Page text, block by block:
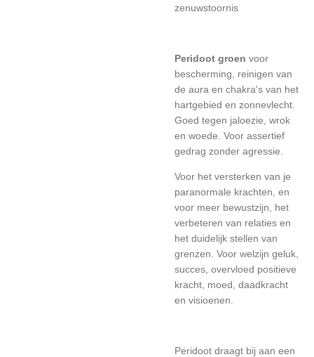
zenuwstoornis
Peridoot groen voor
bescherming, reinigen van
de aura en chakra's van het
hartgebied en zonnevlecht.
Goed tegen jaloezie, wrok
en woede. Voor assertief
gedrag zonder agressie.
Voor het versterken van je
paranormale krachten, en
voor meer bewustzijn, het
verbeteren van relaties en
het duidelijk stellen van
grenzen. Voor welzijn geluk,
succes, overvloed positieve
kracht, moed, daadkracht
en visioenen.
Peridoot draagt bij aan een